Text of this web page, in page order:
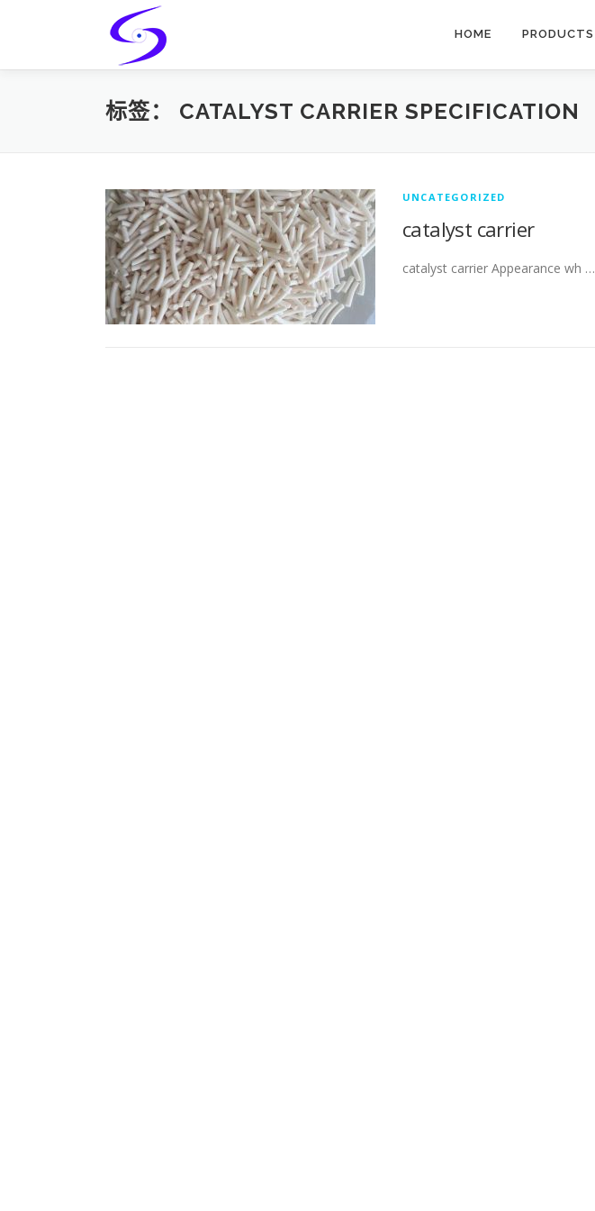
HOME PRODUCTS
标签： CATALYST CARRIER SPECIFICATION
UNCATEGORIZED
catalyst carrier
catalyst carrier Appearance wh …